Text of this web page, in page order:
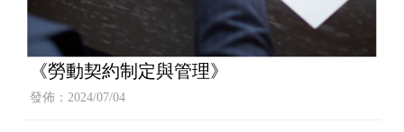
《勞動契約制定與管理》
發佈：2024/07/04